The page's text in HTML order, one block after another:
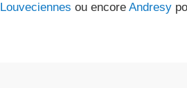
Louveciennes ou encore Andresy